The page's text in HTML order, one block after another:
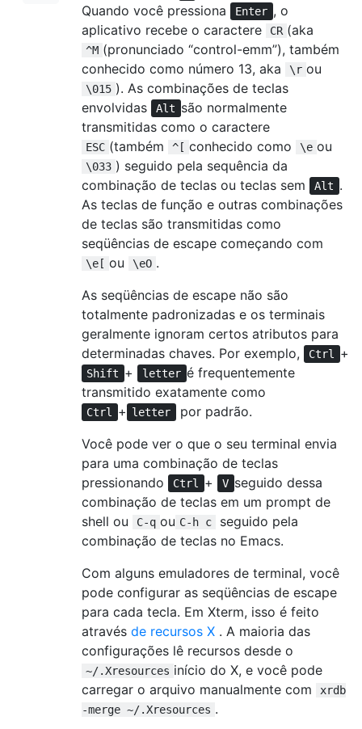
Quando você pressiona
Enter , o
aplicativo recebe o caractere
CR (aka
^M (pronunciado “control-emm”), também
conhecido como número 13, aka
\r ou
\015 ). As combinações de teclas
envolvidas
Alt são normalmente
transmitidas como o caractere
ESC (também ^[ conhecido como \e ou
\033 ) seguido pela sequência da
combinação de teclas ou teclas sem
Alt .
As teclas de função e outras combinações
de teclas são transmitidas como
seqüências de escape começando com
\e[ ou \eO .
As seqüências de escape não são
totalmente padronizadas e os terminais
geralmente ignoram certos atributos para
determinadas chaves. Por exemplo,
Ctrl +
Shift + letter é frequentemente
transmitido exatamente como
Ctrl + letter
por padrão.
Você pode ver o que o seu terminal envia
para uma combinação de teclas
pressionando
Ctrl + V seguido dessa
combinação de teclas em um prompt de
shell ou
C-q ou C-h c
seguido pela
combinação de teclas no Emacs.
Com alguns emuladores de terminal, você
pode configurar as seqüências de escape
para cada tecla. Em Xterm, isso é feito
através de recursos X . A maioria das
configurações lê recursos desde o
~/.Xresources início do X, e você pode
carregar o arquivo manualmente com
xrdb
-merge ~/.Xresources .